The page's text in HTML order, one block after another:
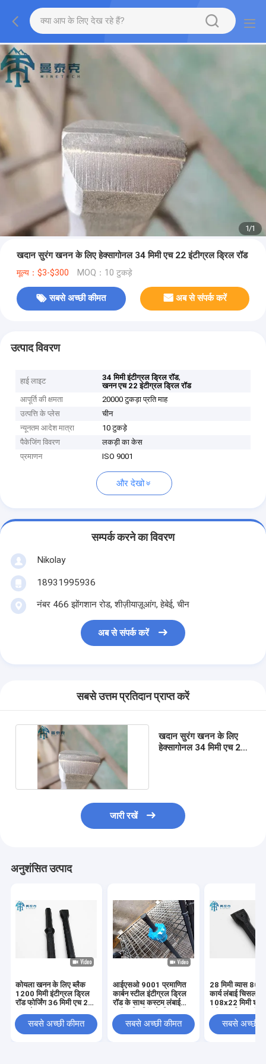
1/1
खदान सुरंग खनन के लिए हेक्सागोनल 34 मिमी एच 22 इंटीग्रल ड्रिल रॉड
मूल्य：$3-$300 MOQ：10 टुकड़े
सबसे अच्छी कीमत अब से संपर्क करें
उत्पाद विवरण
हाई लाइट 34 मिमी इंटीग्रल ड्रिल रॉड,
खनन एच 22 इंटीग्रल ड्रिल रॉड
आपूर्ति की क्षमता
20000 टुकड़ा प्रति माह
उत्पत्ति के प्लेस
चीन
न्यूनतम आदेश मात्रा
10 टुकड़े
पैकेजिंग विवरण
लकड़ी का केस
प्रमाणन
ISO 9001
और देखो
सम्पर्क करने का विवरण
Nikolay
18931995936
नंबर 466 झोंगशान रोड, शीज़ीयाज़ूआंग, हेबेई, चीन
अब से संपर्क करें
सबसे उत्तम प्रतिदान प्राप्त करें
खदान सुरंग खनन के लिए
हेक्सागोनल 34 मिमी एच 22
जारी रखें
अनुशंसित उत्पाद
कोयला खनन के लिए ब्लैक
1200 मिमी इंटीग्रल ड्रिल
रॉड फोर्जिंग 36 मिमी एच 22
सबसे अच्छी कीमत
आईएसओ 9001 प्रमाणित
कार्बन स्टील इंटीग्रल ड्रिल
रॉड के साथ कस्टम लंबाई
सबसे अच्छी कीमत
28 मिमी व्यास 800
कार्य लंबाई चिसल
108x22 मिमी
सबसे अच्छी